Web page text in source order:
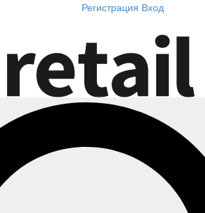
Регистрация Вход